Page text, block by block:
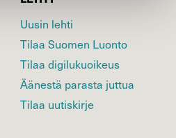
Uusin lehti
Tilaa Suomen Luonto
Tilaa digilukuoikeus
Äänestä parasta juttua
Tilaa uutiskirje